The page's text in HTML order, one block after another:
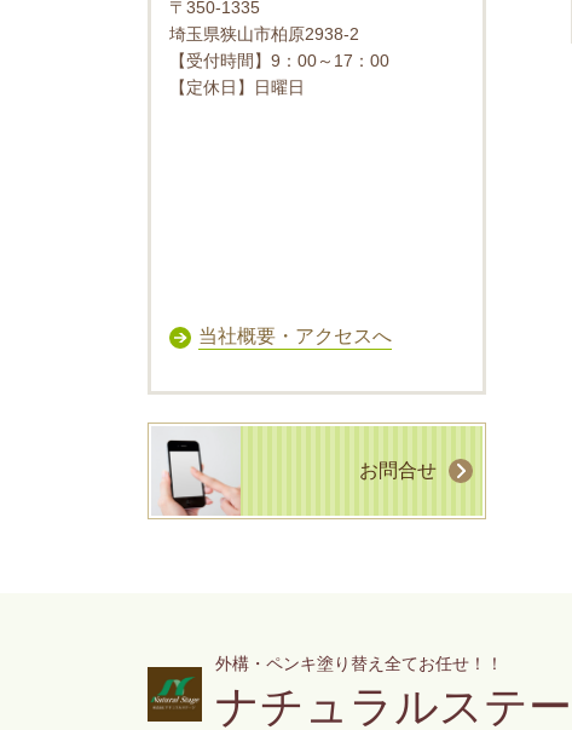
〒350-1335
埼玉県狭山市柏原2938-2
【受付時間】9：00～17：00
【定休日】日曜日
当社概要・アクセスへ
お問合せ
外構・ペンキ塗り替え全てお任せ！！
ナチュラルステ